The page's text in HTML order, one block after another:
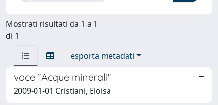
Mostrati risultati da 1 a 1
di 1
esporta metadati
voce "Acque minerali"
2009-01-01 Cristiani, Eloisa